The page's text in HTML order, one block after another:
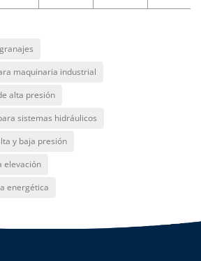
maquinaria industrial
alta presión
sistemas hidráulicos
y baja presión
elevación
energética